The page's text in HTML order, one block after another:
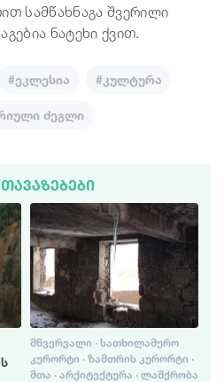
სამწახნაგა შვერილი
ნატეხი ქვით.
#ეკლესია #კულტურა
ძეგლი
ᲛᲬᲕᲔᲠᲕᲐᲚᲘ · ᲡᲐᲗᲮᲘᲚᲐᲛᲣᲠᲝ
ᲙᲣᲠᲝᲠᲢᲘ · ᲖᲐᲛᲗᲠᲘᲡ ᲙᲣᲠᲝᲠᲢᲘ ·
ᲛᲗᲐ · ᲐᲠᲥᲘᲢᲔᲥᲢᲣᲠᲐ · ᲚᲐᲨᲥᲠᲝᲑᲐ